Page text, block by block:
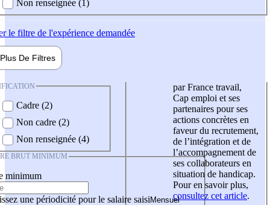
Non renseignée (1)
le filtre de l'expérience demandée
Plus De Filtres
Cadre (2)
Non cadre (2)
Non renseignée (4)
BRUT MINIMUM
minimum
une périodicité pour le salaire saisi
par France travail,
Cap emploi et ses
partenaires pour ses
actions concrètes en
faveur du recrutement,
de l’intégration et de
l’accompagnement de
ses collaborateurs en
situation de handicap.
Pour en savoir plus,
consultez cet article.